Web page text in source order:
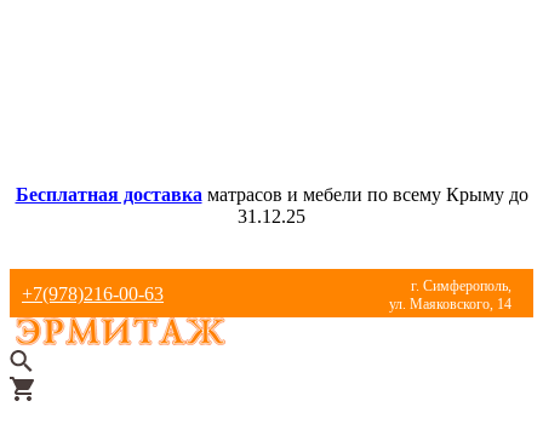
Бесплатная доставка матрасов и мебели по всему Крыму до
31.12.25
+7(978)216-00-63
г. Симферополь,
ул. Маяковского, 14